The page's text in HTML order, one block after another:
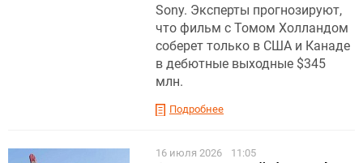
Sony. Эксперты прогнозируют,
что фильм с Томом Холландом
соберет только в США и Канаде
в дебютные выходные $345
млн.
Подробнее
16 июля 2026 11:05